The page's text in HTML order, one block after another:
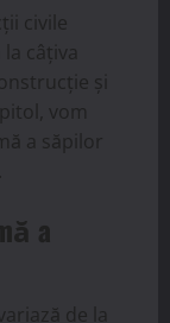
civile
câțiva
și
vom
a săpilor
a
de la